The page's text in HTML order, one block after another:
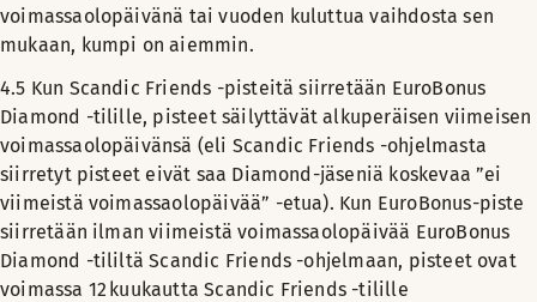
voimassaolopäivänä tai vuoden kuluttua vaihdosta sen
mukaan, kumpi on aiemmin.
4.5 Kun Scandic Friends -pisteitä siirretään EuroBonus
Diamond -tilille, pisteet säilyttävät alkuperäisen viimeisen
voimassaolopäivänsä (eli Scandic Friends -ohjelmasta
siirretyt pisteet eivät saa Diamond-jäseniä koskevaa ”ei
viimeistä voimassaolopäivää” -etua). Kun EuroBonus-piste
siirretään ilman viimeistä voimassaolopäivää EuroBonus
Diamond -tililtä Scandic Friends -ohjelmaan, pisteet ovat
voimassa 12 kuukautta Scandic Friends -tilille